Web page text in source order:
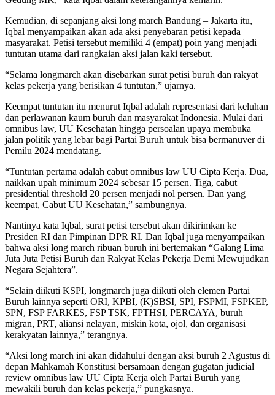
Kemudian, di sepanjang aksi long march Bandung – Jakarta itu,
Iqbal menyampaikan akan ada aksi penyebaran petisi kepada
masyarakat. Petisi tersebut memiliki 4 (empat) poin yang menjadi
tuntutan utama dari rangkaian aksi jalan kaki tersebut.
“Selama longmarch akan disebarkan surat petisi buruh dan rakyat
kelas pekerja yang berisikan 4 tuntutan,” ujarnya.
Keempat tuntutan itu menurut Iqbal adalah representasi dari keluhan
dan perlawanan kaum buruh dan masyarakat Indonesia. Mulai dari
omnibus law, UU Kesehatan hingga persoalan upaya membuka
jalan politik yang lebar bagi Partai Buruh untuk bisa bermanuver di
Pemilu 2024 mendatang.
“Tuntutan pertama adalah cabut omnibus law UU Cipta Kerja. Dua,
naikkan upah minimum 2024 sebesar 15 persen. Tiga, cabut
presidential threshold 20 persen menjadi nol persen. Dan yang
keempat, Cabut UU Kesehatan,” sambungnya.
Nantinya kata Iqbal, surat petisi tersebut akan dikirimkan ke
Presiden RI dan Pimpinan DPR RI. Dan Iqbal juga menyampaikan
bahwa aksi long march ribuan buruh ini bertemakan “Galang Lima
Juta Juta Petisi Buruh dan Rakyat Kelas Pekerja Demi Mewujudkan
Negara Sejahtera”.
“Selain diikuti KSPI, longmarch juga diikuti oleh elemen Partai
Buruh lainnya seperti ORI, KPBI, (K)SBSI, SPI, FSPMI, FSPKEP,
SPN, FSP FARKES, FSP TSK, FPTHSI, PERCAYA, buruh
migran, PRT, aliansi nelayan, miskin kota, ojol, dan organisasi
kerakyatan lainnya,” terangnya.
“Aksi long march ini akan didahului dengan aksi buruh 2 Agustus di
depan Mahkamah Konstitusi bersamaan dengan gugatan judicial
review omnibus law UU Cipta Kerja oleh Partai Buruh yang
mewakili buruh dan kelas pekerja,” pungkasnya.